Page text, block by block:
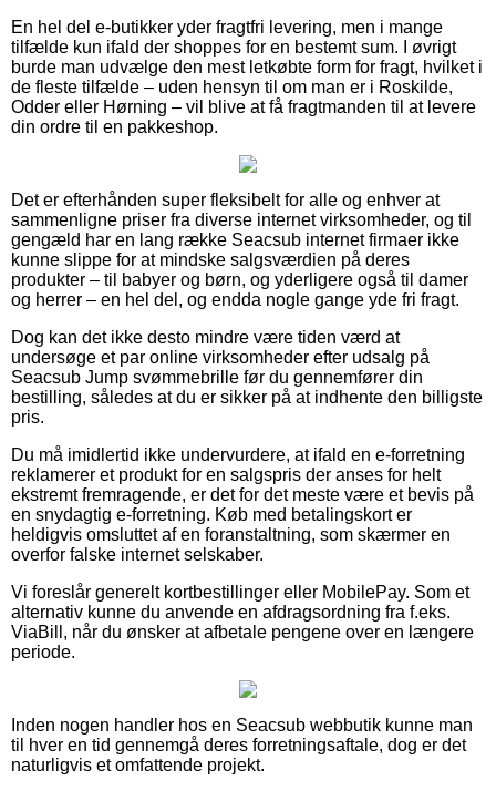
En hel del e-butikker yder fragtfri levering, men i mange
tilfælde kun ifald der shoppes for en bestemt sum. I øvrigt
burde man udvælge den mest letkøbte form for fragt, hvilket i
de fleste tilfælde – uden hensyn til om man er i Roskilde,
Odder eller Hørning – vil blive at få fragtmanden til at levere
din ordre til en pakkeshop.
Det er efterhånden super fleksibelt for alle og enhver at
sammenligne priser fra diverse internet virksomheder, og til
gengæld har en lang række Seacsub internet firmaer ikke
kunne slippe for at mindske salgsværdien på deres
produkter – til babyer og børn, og yderligere også til damer
og herrer – en hel del, og endda nogle gange yde fri fragt.
Dog kan det ikke desto mindre være tiden værd at
undersøge et par online virksomheder efter udsalg på
Seacsub Jump svømmebrille før du gennemfører din
bestilling, således at du er sikker på at indhente den billigste
pris.
Du må imidlertid ikke undervurdere, at ifald en e-forretning
reklamerer et produkt for en salgspris der anses for helt
ekstremt fremragende, er det for det meste være et bevis på
en snydagtig e-forretning. Køb med betalingskort er
heldigvis omsluttet af en foranstaltning, som skærmer en
overfor falske internet selskaber.
Vi foreslår generelt kortbestillinger eller MobilePay. Som et
alternativ kunne du anvende en afdragsordning fra f.eks.
ViaBill, når du ønsker at afbetale pengene over en længere
periode.
Inden nogen handler hos en Seacsub webbutik kunne man
til hver en tid gennemgå deres forretningsaftale, dog er det
naturligvis et omfattende projekt.